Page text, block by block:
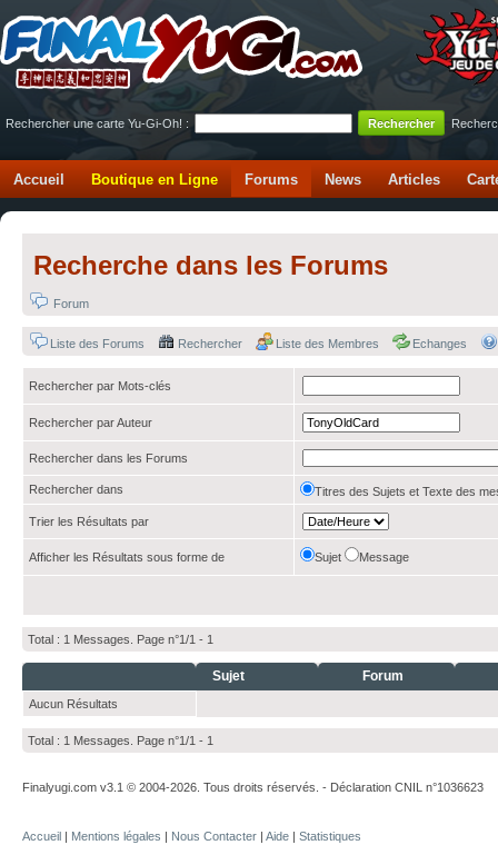
Rechercher une carte Yu-Gi-Oh! :
Accueil Boutique en Ligne Forums News Articles
Recherche dans les Forums
Forum
Liste des Forums Rechercher Liste des Membres Echanges
Rechercher par Mots-clés
Rechercher par Auteur
Rechercher dans les Forums
Rechercher dans Titres des Sujets et Texte des
Trier les Résultats par
Afficher les Résultats sous forme de Sujet Message
Total : 1 Messages. Page n°1/1 - 1
Sujet Forum
Aucun Résultats
Total : 1 Messages. Page n°1/1 - 1
Finalyugi.com v3.1 © 2004-2026. Tous droits réservés. - Déclaration CNIL n°1036623
Accueil | Mentions légales | Nous Contacter | Aide | Statistiques